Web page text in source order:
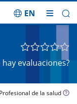
EN
evaluaciones?
de la salud